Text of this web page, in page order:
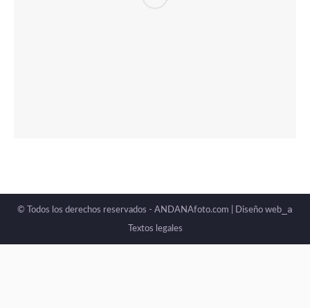
© Todos los derechos reservados - ANDANAfoto.com | Diseño web _a
Textos legales